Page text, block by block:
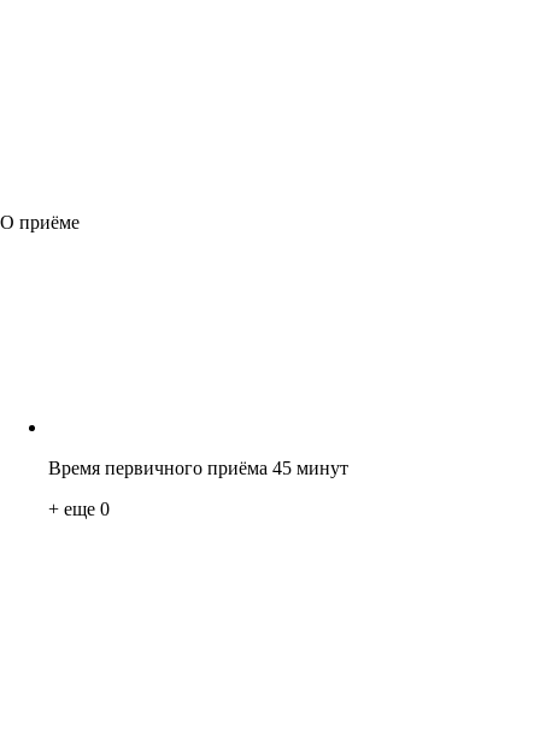
О приёме
Время первичного приёма 45 минут
+ еще 0